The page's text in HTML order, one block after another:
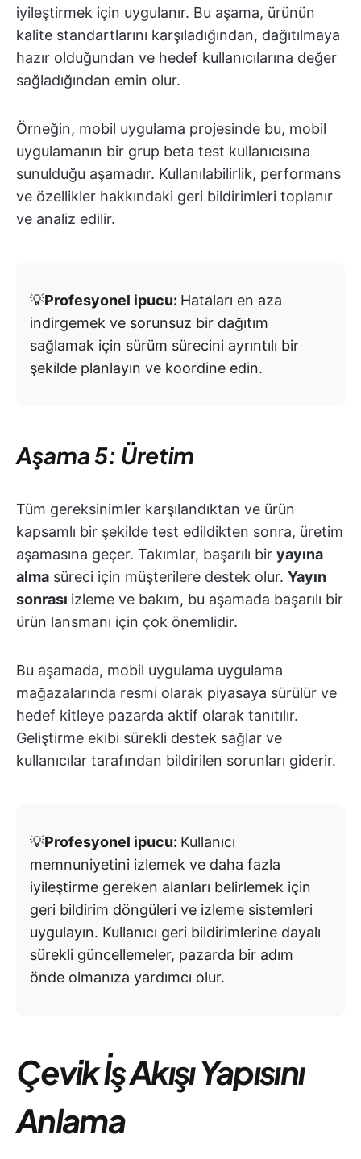
iyileştirmek için uygulanır. Bu aşama, ürünün
kalite standartlarını karşıladığından, dağıtılmaya
hazır olduğundan ve hedef kullanıcılarına değer
sağladığından emin olur.
Örneğin, mobil uygulama projesinde bu, mobil
uygulamanın bir grup beta test kullanıcısına
sunulduğu aşamadır. Kullanılabilirlik, performans
ve özellikler hakkındaki geri bildirimleri toplanır
ve analiz edilir.
💡Profesyonel ipucu: Hataları en aza
indirgemek ve sorunsuz bir dağıtım
sağlamak için sürüm sürecini ayrıntılı bir
şekilde planlayın ve koordine edin.
Aşama 5: Üretim
Tüm gereksinimler karşılandıktan ve ürün
kapsamlı bir şekilde test edildikten sonra, üretim
aşamasına geçer. Takımlar, başarılı bir yayına
alma süreci için müşterilere destek olur. Yayın
sonrası izleme ve bakım, bu aşamada başarılı bir
ürün lansmanı için çok önemlidir.
Bu aşamada, mobil uygulama uygulama
mağazalarında resmi olarak piyasaya sürülür ve
hedef kitleye pazarda aktif olarak tanıtılır.
Geliştirme ekibi sürekli destek sağlar ve
kullanıcılar tarafından bildirilen sorunları giderir.
💡Profesyonel ipucu: Kullanıcı
memnuniyetini izlemek ve daha fazla
iyileştirme gereken alanları belirlemek için
geri bildirim döngüleri ve izleme sistemleri
uygulayın. Kullanıcı geri bildirimlerine dayalı
sürekli güncellemeler, pazarda bir adım
önde olmanıza yardımcı olur.
Çevik İş Akışı Yapısını
Anlama